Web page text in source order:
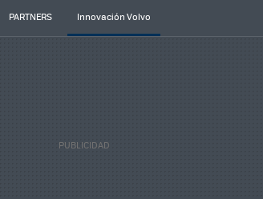
PARTNERS Innovación Volvo